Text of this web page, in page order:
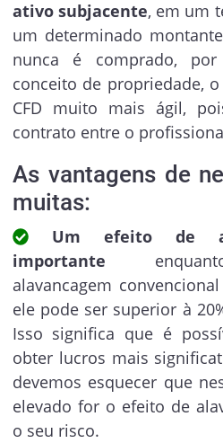
ativo subjacente, em um
um determinado
nunca é comprado,
conceito de propriedade,
CFD muito mais ágil,
contrato entre o
As vantagens de
muitas:
Um efeito de
importante
alavancagem
ele pode ser superior à
Isso significa que é
obter lucros mais
devemos esquecer que
elevado for o efeito de
o seu risco.